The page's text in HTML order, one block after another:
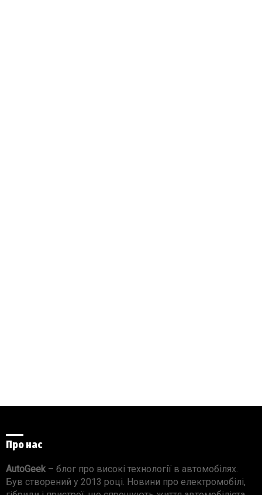
Про нас
AutoGeek – блог про високі технології в автомобілях.
Був створений у 2013 році. Новини про електромобілі,